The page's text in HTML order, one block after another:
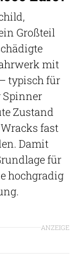
Großteil
mit
typisch für
Spinner
Zustand
fast
Damit
für
hochgradig
ANZEIGE